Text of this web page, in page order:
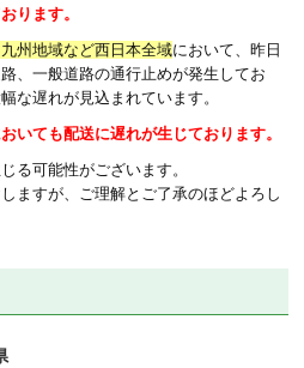
ります。
州地域など西日本全域において、昨日
、一般道路の通行止めが発生してお
な遅れが見込まれています。
いても配送に遅れが生じております。
る可能性がございます。
ますが、ご理解とご了承のほどよろし